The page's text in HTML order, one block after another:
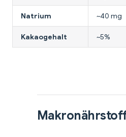
Natrium ~40 mg
Kakaogehalt ~5%